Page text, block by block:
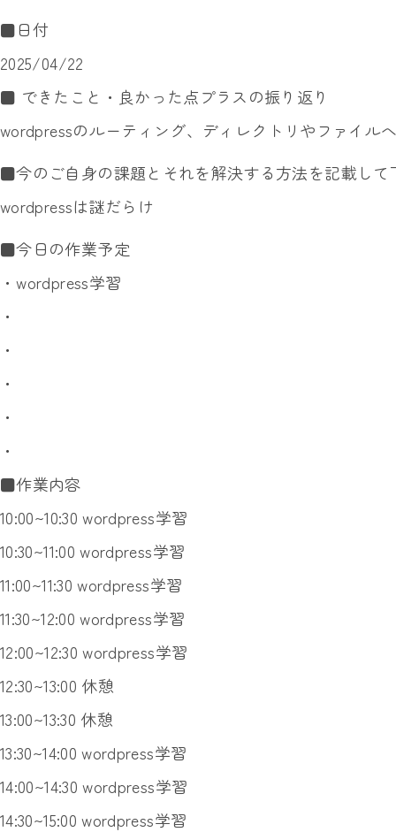
■日付
2025/04/22
■ できたこと・良かった点プラスの振り返り
wordpressのルーティング、ディレクトリやファイル
■今のご自身の課題とそれを解決する方法を記載して
wordpressは謎だらけ
■今日の作業予定
・wordpress学習
・
・
・
・
・
■作業内容
10:00~10:30 wordpress学習
10:30~11:00 wordpress学習
11:00~11:30 wordpress学習
11:30~12:00 wordpress学習
12:00~12:30 wordpress学習
12:30~13:00 休憩
13:00~13:30 休憩
13:30~14:00 wordpress学習
14:00~14:30 wordpress学習
14:30~15:00 wordpress学習